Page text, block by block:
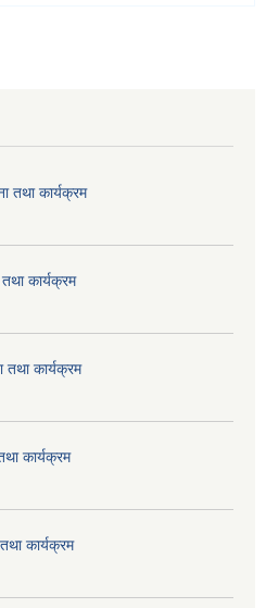
तथा कार्यक्रम
कार्यक्रम
कार्यक्रम
कार्यक्रम
कार्यक्रम